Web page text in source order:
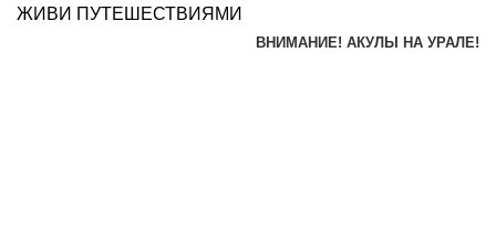
ЖИВИ ПУТЕШЕСТВИЯМИ
ВНИМАНИЕ! АКУЛЫ НА УРАЛЕ!